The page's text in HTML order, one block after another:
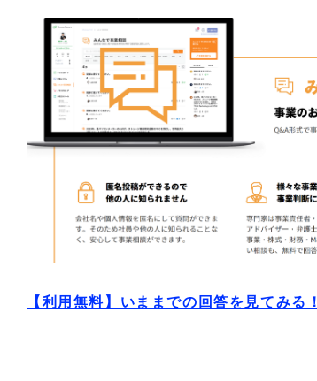
【利用無料】いままでの回答を見てみる！